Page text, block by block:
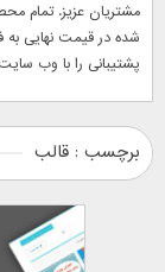
شده در قیمت نهایی
پشتیبانی را با وب
برچسب : قالب